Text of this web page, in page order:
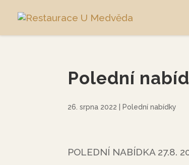
Polední
26. srpna 2022 Polední nabídky
POLEDNÍ NABÍDKA 27.8.